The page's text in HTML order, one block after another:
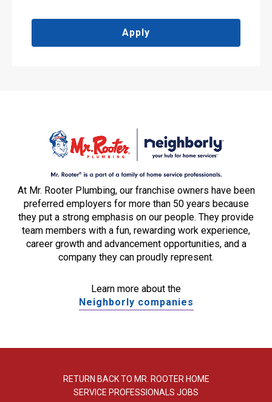
Apply
At Mr. Rooter Plumbing, our franchise owners have been
preferred employers for more than 50 years because
they put a strong emphasis on our people. They provide
team members with a fun, rewarding work experience,
career growth and advancement opportunities, and a
company they can proudly represent.
Learn more about the
Neighborly companies
RETURN BACK TO MR. ROOTER HOME
SERVICE PROFESSIONALS JOBS